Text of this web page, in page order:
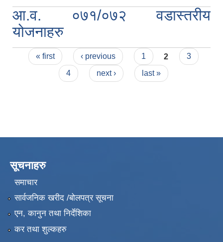
आ.व. ०७१/०७२ वडास्तरीय
योजनाहरु
Pages
« first ‹ previous 1 2
3
4
next › last »
सूचनाहरु
समाचार
सार्वजनिक खरीद /बोलपत्र सूचना
एन, कानुन तथा निर्देशिका
कर तथा शुल्कहरु